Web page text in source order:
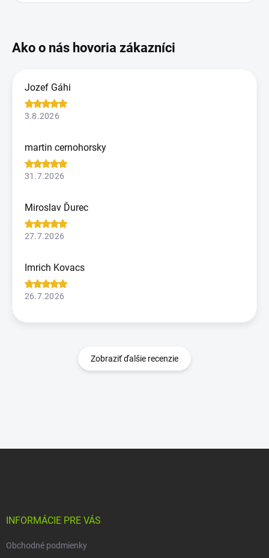
Jozef Gáhi
3.8.2026
martin cernohorsky
31.7.2026
Miroslav Ďurec
27.7.2026
Imrich Kovacs
26.7.2026
Zobraziť ďalšie recenzie
INFORMÁCIE PRE VÁS
Obchodné podmienky